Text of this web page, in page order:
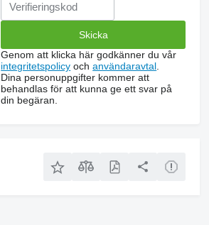
Genom att klicka här godkänner du vår
integritetspolicy ochanvändaravtal
Dina personuppgifter kommer att
behandlas för att kunna ge ett svar på
din begäran.